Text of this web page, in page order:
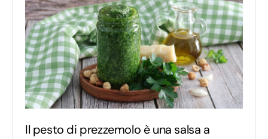
Il pesto di prezzemolo è una salsa a